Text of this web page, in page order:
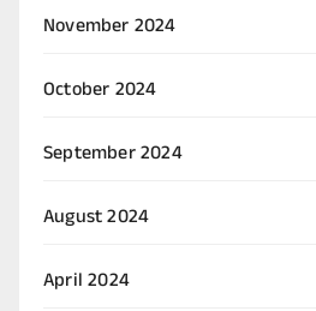
November 2024
October 2024
September 2024
August 2024
April 2024